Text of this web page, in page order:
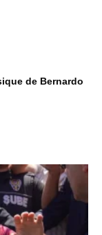
de Bernardo